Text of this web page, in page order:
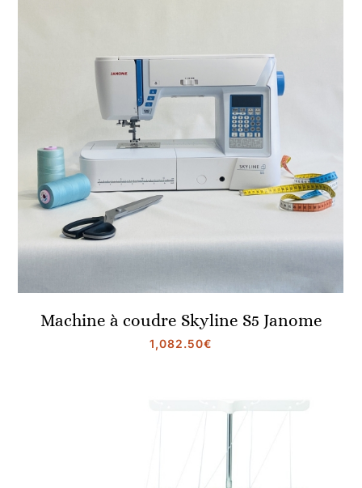
Machine à coudre Skyline S5 Janome
1,082.50€